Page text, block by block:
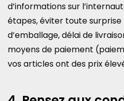
d’informations sur
étapes, éviter toute surprise
d’emballage, délai de
moyens de paiement
vos articles ont des prix